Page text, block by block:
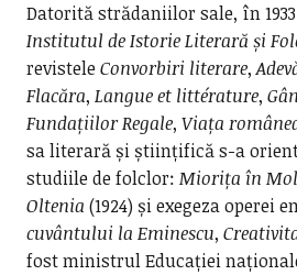
Datorită strădaniilor sale, în
Institutul de Istorie Literară și
revisteleConvorbiri literare,
Flacăra, Langue et littérature,
Fundațiilor Regale, Viața
sa literară și științifică s-a
studiile de folclor: Miorița în
Oltenia (1924) și exegeza operei
cuvântului la Eminescu,
fost ministrul Educației